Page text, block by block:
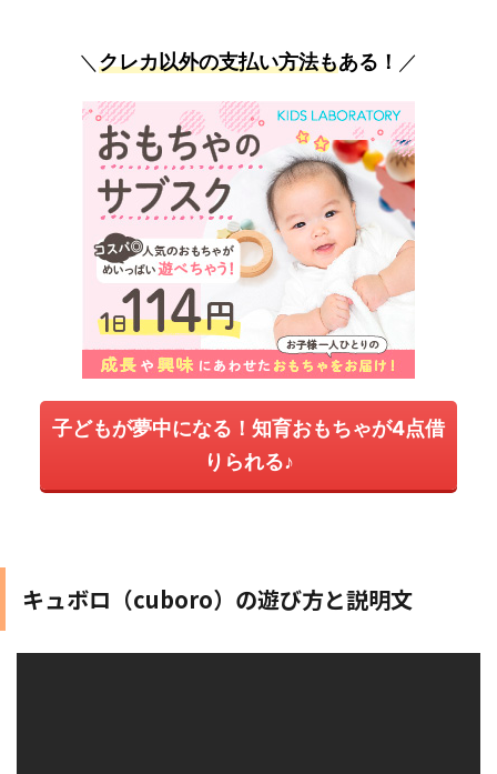
＼ クレカ以外の支払い方法もある！ ／
子どもが夢中になる！知育おもちゃが4点借
りられる♪
キュボロ（cuboro）の遊び方と説明文